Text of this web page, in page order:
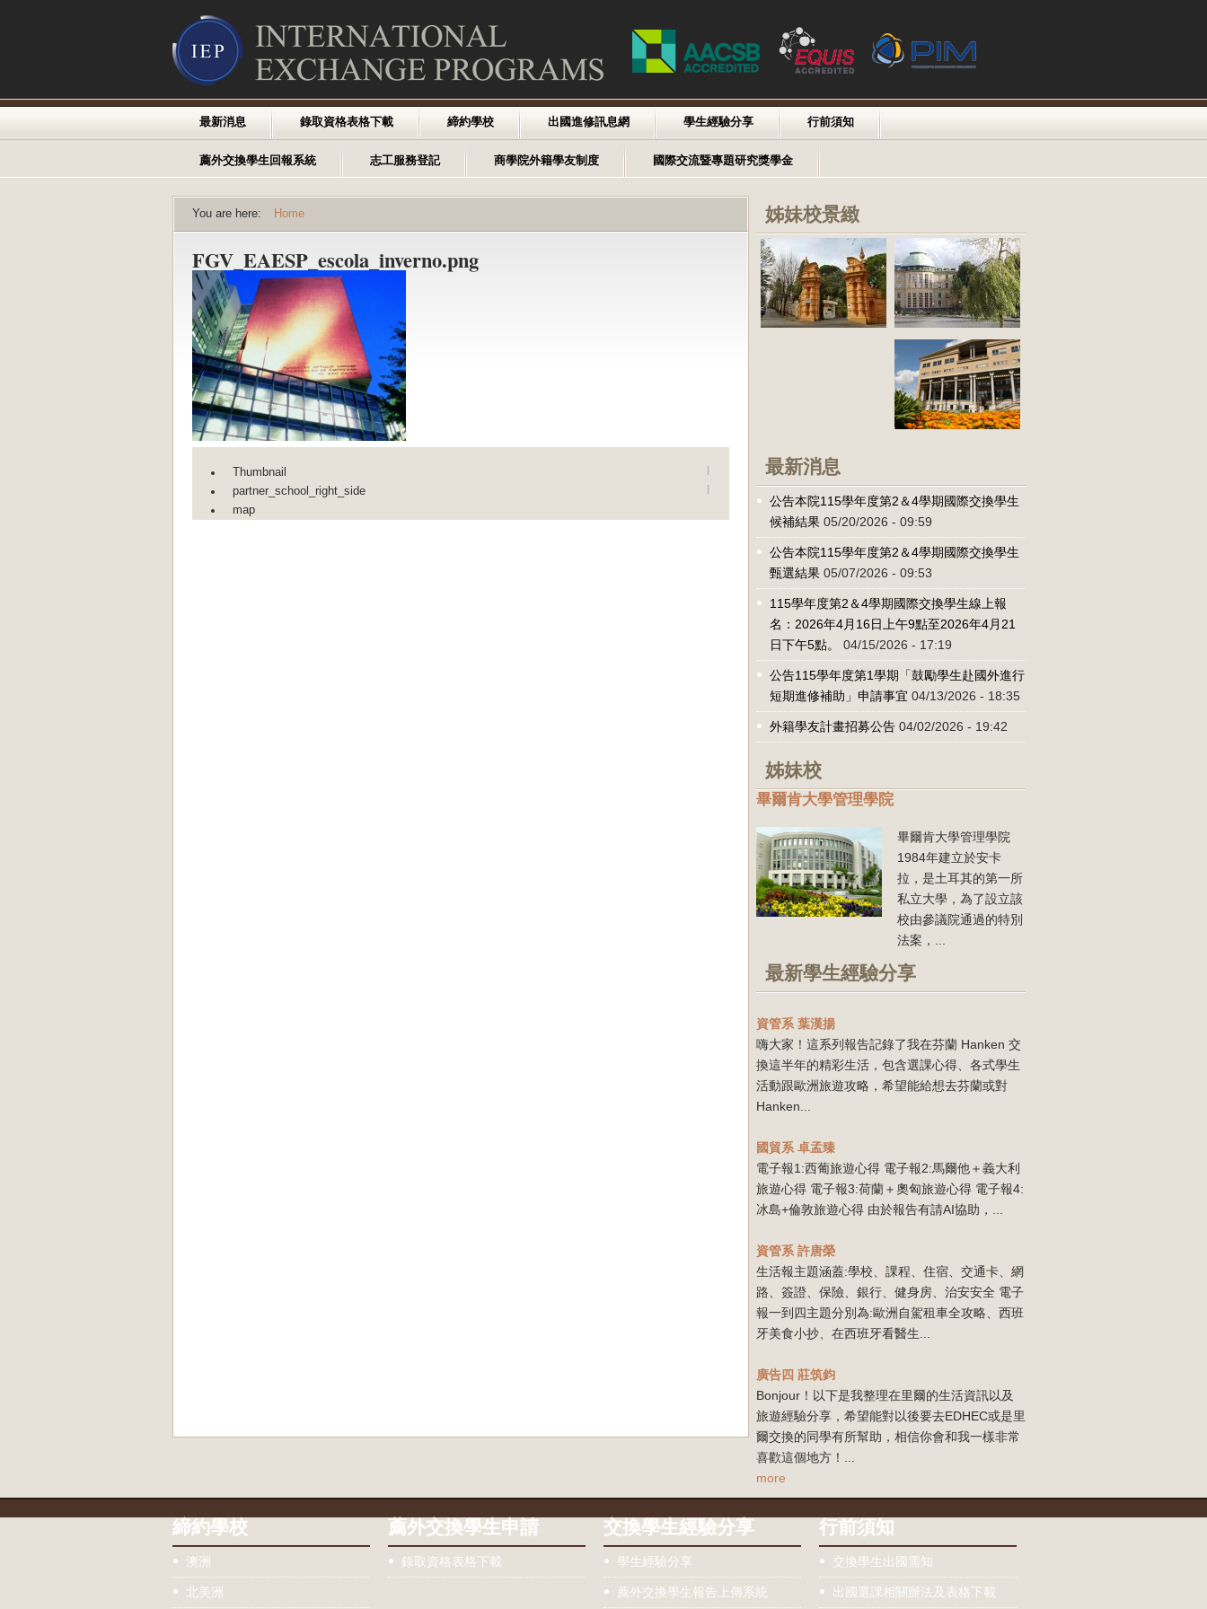
最新消息 錄取資格表格下載 締約學校 出國進修訊息網 學生經驗分享 行前須知
薦外交換學生回報系統 志工服務登記 商學院外籍學友制度 國際交流暨專題研究獎學金
You are here: Home
FGV_EAESP_escola_inverno.png
Thumbnail
partner_school_right_side
map
姊妹校景緻
最新消息
公告本院115學年度第2＆4學期國際交換學生
候補結果 05/20/2026 - 09:59
公告本院115學年度第2＆4學期國際交換學生
甄選結果 05/07/2026 - 09:53
115學年度第2＆4學期國際交換學生線上報
名：2026年4月16日上午9點至2026年4月21
日下午5點。
04/15/2026 - 17:19
公告115學年度第1學期「鼓勵學生赴國外進行
短期進修補助」申請事宜 04/13/2026 - 18:35
外籍學友計畫招募公告 04/02/2026 - 19:42
姊妹校
畢爾肯大學管理學院
畢爾肯大學管理學院
1984年建立於安卡
拉，是土耳其的第一所
私立大學，為了設立該
校由參議院通過的特別
法案，...
最新學生經驗分享
資管系 葉漢揚
嗨大家！這系列報告記錄了我在芬蘭 Hanken 交
換這半年的精彩生活，包含選課心得、各式學生
活動跟歐洲旅遊攻略，希望能給想去芬蘭或對
Hanken...
國貿系 卓孟臻
電子報1:西葡旅遊心得 電子報2:馬爾他＋義大利
旅遊心得 電子報3:荷蘭＋奧匈旅遊心得 電子報4:
冰島+倫敦旅遊心得 由於報告有請AI協助，...
資管系 許唐榮
生活報主題涵蓋:學校、課程、住宿、交通卡、網
路、簽證、保險、銀行、健身房、治安安全 電子
報一到四主題分別為:歐洲自駕租車全攻略、西班
牙美食小抄、在西班牙看醫生...
廣告四 莊筑鈞
Bonjour！以下是我整理在里爾的生活資訊以及
旅遊經驗分享，希望能對以後要去EDHEC或是里
爾交換的同學有所幫助，相信你會和我一樣非常
喜歡這個地方！...
more
締約學校
澳洲
北美洲
薦外交換學生申請
錄取資格表格下載
交換學生經驗分享
學生經驗分享
薦外交換學生報告上傳系統
行前須知
交換學生出國需知
出國選課相關辦法及表格下載